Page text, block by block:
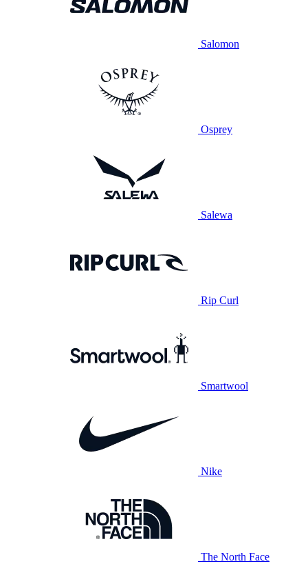
Salomon
Osprey
Salewa
Rip Curl
Smartwool
Nike
The North Face